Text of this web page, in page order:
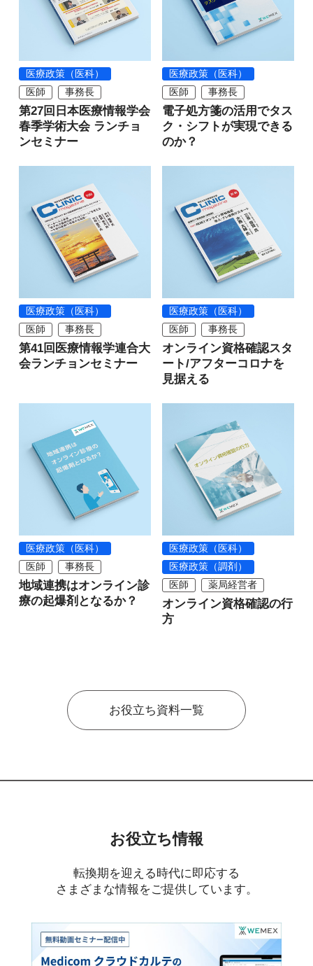
医療政策（医科）
医師
事務長
第27回日本医療情報学会
春季学術大会 ランチョ
ンセミナー
医療政策（医科）
医師
事務長
電子処方箋の活用でタス
ク・シフトが実現できる
のか？
医療政策（医科）
医師
事務長
第41回医療情報学連合大
会ランチョンセミナー
医療政策（医科）
医師
事務長
オンライン資格確認スタ
ート/アフターコロナを
見据える
医療政策（医科）
医師
事務長
地域連携はオンライン診
療の起爆剤となるか？
医療政策（医科）
医療政策（調剤）
医師
薬局経営者
オンライン資格確認の行
方
お役立ち資料一覧
お役立ち情報
転換期を迎える時代に即応する
さまざまな情報をご提供しています。